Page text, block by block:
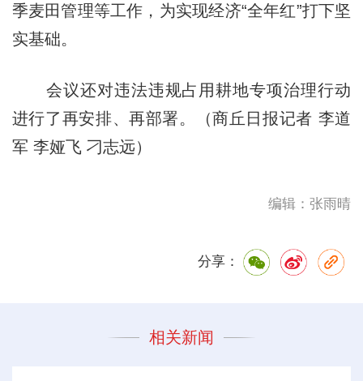
季麦田管理等工作，为实现经济“全年红”打下坚
实基础。
会议还对违法违规占用耕地专项治理行动
进行了再安排、再部署。（商丘日报记者 李道
军 李娅飞 刁志远）
编辑：张雨晴
分享：
相关新闻